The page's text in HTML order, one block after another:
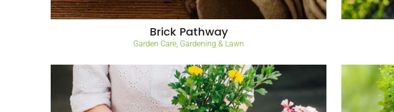
Brick Pathway
Garden Care, Gardening & Lawn